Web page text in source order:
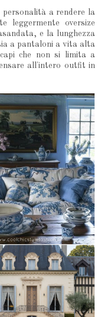
a rendere la
leggermente oversize
e la lunghezza
a pantaloni a vita alta
che non si limita a
all'intero outfit in